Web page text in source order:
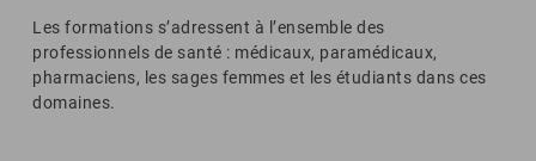
Les formations s’adressent à l’ensemble des
professionnels de santé : médicaux, paramédicaux,
pharmaciens, les sages femmes et les étudiants dans ces
domaines.